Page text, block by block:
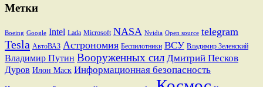
Метки
Boeing Google Intel Lada Microsoft NASA Nvidia Open source telegram
Tesla АвтоВАЗ Астрономия Беспилотники ВСУ Владимир Зеленский
Владимир Путин Вооруженных сил Дмитрий Песков
Дуров Илон Маск Информационная безопасность